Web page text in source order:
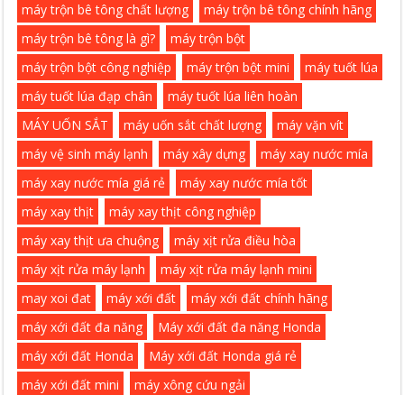
máy trộn bê tông chất lượng
máy trộn bê tông chính hãng
máy trộn bê tông là gì?
máy trộn bột
máy trộn bột công nghiệp
máy trộn bột mini
máy tuốt lúa
máy tuốt lúa đạp chân
máy tuốt lúa liên hoàn
MÁY UỐN SẮT
máy uốn sắt chất lượng
máy vặn vít
máy vệ sinh máy lạnh
máy xây dựng
máy xay nước mía
máy xay nước mía giá rẻ
máy xay nước mía tốt
máy xay thịt
máy xay thịt công nghiệp
máy xay thịt ưa chuộng
máy xịt rửa điều hòa
máy xịt rửa máy lạnh
máy xịt rửa máy lạnh mini
may xoi đat
máy xới đất
máy xới đất chính hãng
máy xới đất đa năng
Máy xới đất đa năng Honda
máy xới đất Honda
Máy xới đất Honda giá rẻ
máy xới đất mini
máy xông cứu ngải